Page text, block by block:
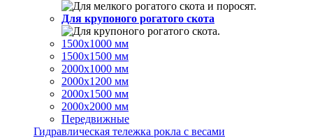
Для крупоного рогатого скота
1500х1000 мм
1500х1500 мм
2000х1000 мм
2000х1200 мм
2000х1500 мм
2000х2000 мм
Передвижные
Гидравлическая тележка рокла с весами